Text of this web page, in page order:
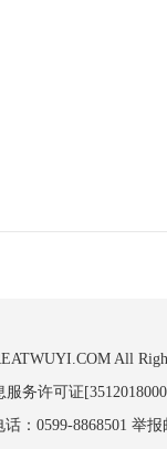
All
务许可证
：0599-8868501 举